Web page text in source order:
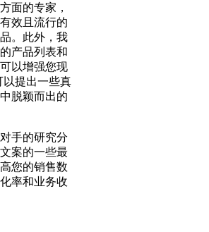
面的专家，
效且流行的
。此外，我
产品列表和
以增强您现
以提出一些真
脱颖而出的
手的研究分
案的一些最
您的销售数
率和业务收